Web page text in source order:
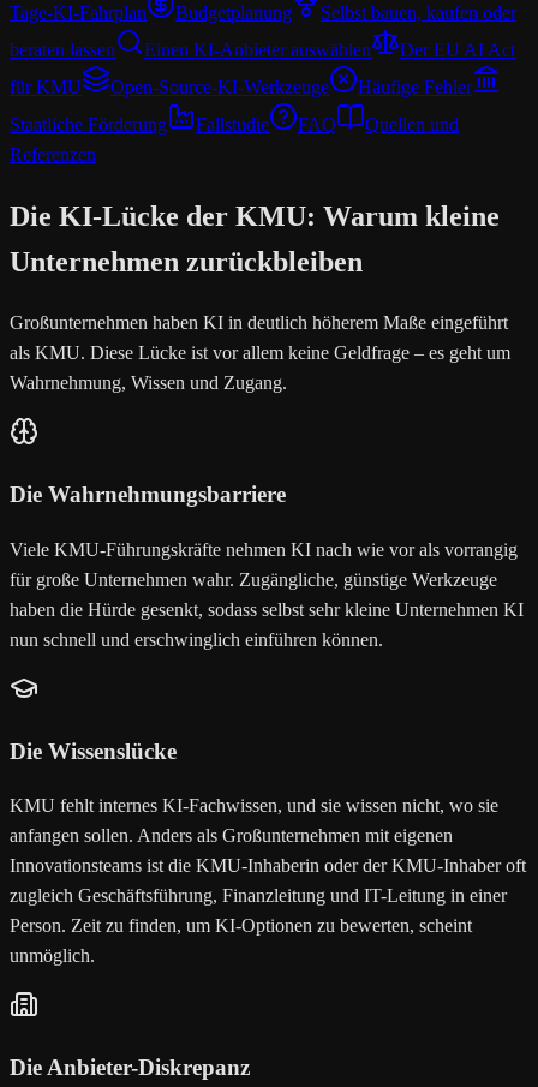
Tage-KI-Fahrplan
Budgetplanung
Selbst bauen, kaufen oder
beraten lassen
Einen KI-Anbieter auswählen
Der EU AI Act
für KMU
Open-Source-KI-Werkzeuge
Häufige Fehler
Staatliche Förderung
Fallstudie FAQ
Quellen und
Referenzen
Die KI-Lücke der KMU: Warum kleine
Unternehmen zurückbleiben
Großunternehmen haben KI in deutlich höherem Maße eingeführt
als KMU. Diese Lücke ist vor allem keine Geldfrage – es geht um
Wahrnehmung, Wissen und Zugang.
Die Wahrnehmungsbarriere
Viele KMU-Führungskräfte nehmen KI nach wie vor als vorrangig
für große Unternehmen wahr. Zugängliche, günstige Werkzeuge
haben die Hürde gesenkt, sodass selbst sehr kleine Unternehmen KI
nun schnell und erschwinglich einführen können.
Die Wissenslücke
KMU fehlt internes KI-Fachwissen, und sie wissen nicht, wo sie
anfangen sollen. Anders als Großunternehmen mit eigenen
Innovationsteams ist die KMU-Inhaberin oder der KMU-Inhaber oft
zugleich Geschäftsführung, Finanzleitung und IT-Leitung in einer
Person. Zeit zu finden, um KI-Optionen zu bewerten, scheint
unmöglich.
Die Anbieter-Diskrepanz